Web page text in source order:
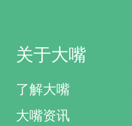
关于大嘴
了解大嘴
大嘴资讯